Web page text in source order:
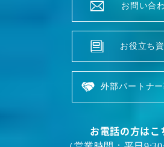
お問い合
お役立ち
外部パートナ
お電話の方はこ